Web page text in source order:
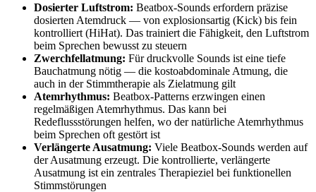
Dosierter Luftstrom: Beatbox-Sounds erfordern präzise
dosierten Atemdruck — von explosionsartig (Kick) bis fein
kontrolliert (HiHat). Das trainiert die Fähigkeit, den Luftstrom
beim Sprechen bewusst zu steuern
Zwerchfellatmung: Für druckvolle Sounds ist eine tiefe
Bauchatmung nötig — die kostoabdominale Atmung, die
auch in der Stimmtherapie als Zielatmung gilt
Atemrhythmus: Beatbox-Patterns erzwingen einen
regelmäßigen Atemrhythmus. Das kann bei
Redeflussstörungen helfen, wo der natürliche Atemrhythmus
beim Sprechen oft gestört ist
Verlängerte Ausatmung: Viele Beatbox-Sounds werden auf
der Ausatmung erzeugt. Die kontrollierte, verlängerte
Ausatmung ist ein zentrales Therapieziel bei funktionellen
Stimmstörungen